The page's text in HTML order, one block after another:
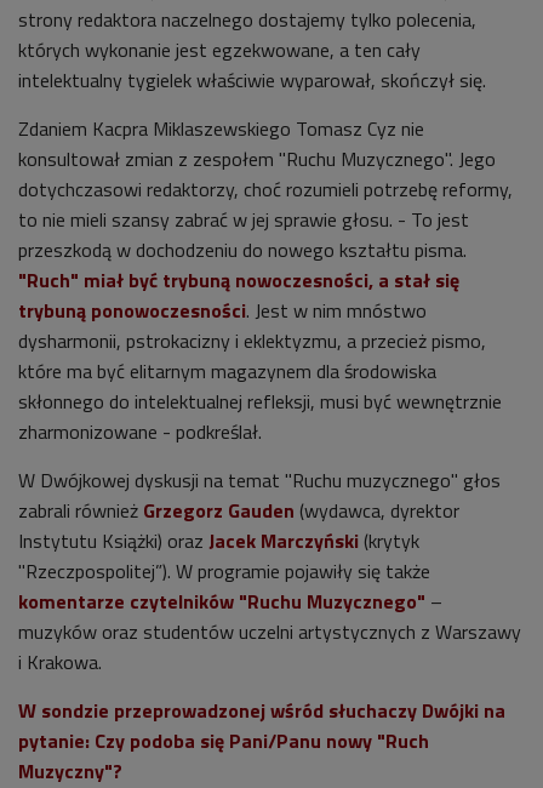
strony redaktora naczelnego dostajemy tylko polecenia,
których wykonanie jest egzekwowane, a ten cały
intelektualny tygielek właściwie wyparował, skończył się.
Zdaniem Kacpra Miklaszewskiego Tomasz Cyz nie
konsultował zmian z zespołem "Ruchu Muzycznego". Jego
dotychczasowi redaktorzy, choć rozumieli potrzebę reformy,
to nie mieli szansy zabrać w jej sprawie głosu. - To jest
przeszkodą w dochodzeniu do nowego kształtu pisma.
"Ruch" miał być trybuną nowoczesności, a stał się
trybuną ponowoczesności. Jest w nim mnóstwo
dysharmonii, pstrokacizny i eklektyzmu, a przecież pismo,
które ma być elitarnym magazynem dla środowiska
skłonnego do intelektualnej refleksji, musi być wewnętrznie
zharmonizowane - podkreślał.
W Dwójkowej dyskusji na temat "Ruchu muzycznego" głos
zabrali również Grzegorz Gauden (wydawca, dyrektor
Instytutu Książki) oraz Jacek Marczyński (krytyk
"Rzeczpospolitej”). W programie pojawiły się także
komentarze czytelników "Ruchu Muzycznego" –
muzyków oraz studentów uczelni artystycznych z Warszawy
i Krakowa.
W sondzie przeprowadzonej wśród słuchaczy Dwójki na
pytanie: Czy podoba się Pani/Panu nowy "Ruch
Muzyczny"?